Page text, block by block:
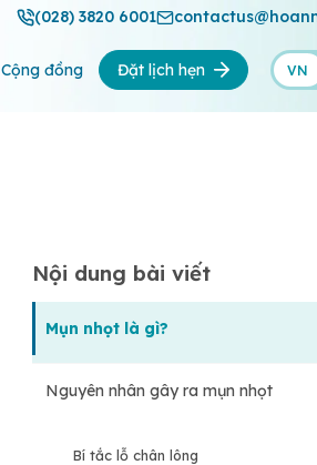
(028) 3820 6001
Cộng đồng Đặt lịch hẹn VN
Nội dung bài viết
Mụn nhọt là gì?
Nguyên nhân gây ra mụn nhọt
Bí tắc lỗ chân lông